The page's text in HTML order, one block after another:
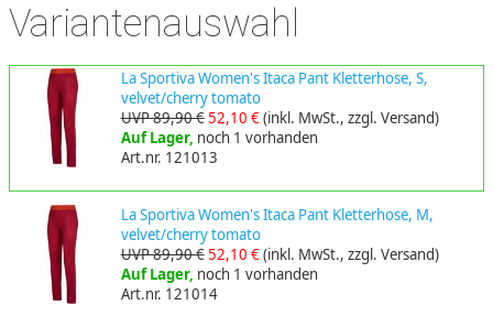
Variantenauswahl
La Sportiva Women's Itaca Pant Kletterhose, S,
velvet/cherry tomato
UVP 89,90 €52,10 €(inkl. MwSt., zzgl. Versand)
Auf Lager, noch 1 vorhanden
Art.nr. 121013
La Sportiva Women's Itaca Pant Kletterhose, M,
velvet/cherry tomato
UVP 89,90 €52,10 €(inkl. MwSt., zzgl. Versand)
Auf Lager, noch 1 vorhanden
Art.nr. 121014